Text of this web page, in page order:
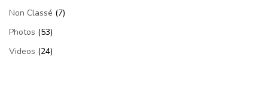
Non Classé (7)
Photos (53)
Videos (24)